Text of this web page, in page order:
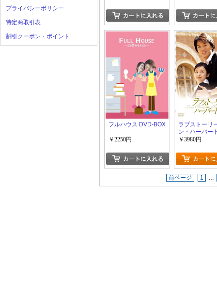
プライバシーポリシー
特定商取引表
割引クーポン・ポイント
フルハウス DVD-BOX
￥2250円
ラブストーリ
ン・ハーバー
￥3980円
前ページ 1 …